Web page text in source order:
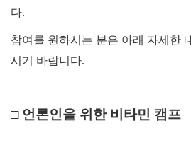
다.
참여를 원하시는 분은 아래 자세한
시기 바랍니다.
□ 언론인을 위한 비타민 캠프